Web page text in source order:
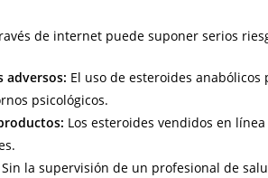
de internet puede suponer serios
adversos: El uso de esteroides
psicológicos.
Los esteroides vendidos en
Sin la supervisión de un profesional de